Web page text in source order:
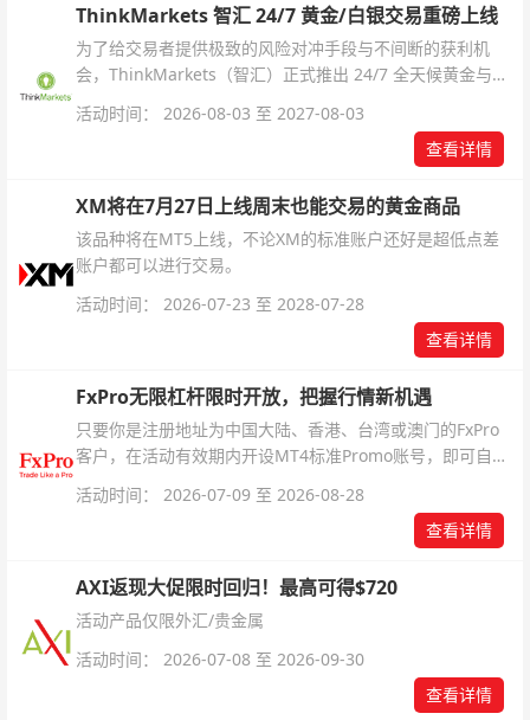
ThinkMarkets 智汇 24/7 黄金/白银交易重磅上线
为了给交易者提供极致的风险对冲手段与不间断的获利机
会，ThinkMarkets（智汇）正式推出 24/7 全天候黄金与白
杆配置、支持软件及交易细则。
活动时间： 2026-08-03 至 2027-08-03
查看详情
XM将在7月27日上线周末也能交易的黄金商品
该品种将在MT5上线，不论XM的标准账户还好是超低点差
账户都可以进行交易。
活动时间： 2026-07-23 至 2028-07-28
查看详情
FxPro无限杠杆限时开放，把握行情新机遇
只要你是注册地址为中国大陆、香港、台湾或澳门的FxPro
客户，在活动有效期内开设MT4标准Promo账号，即可自动
活动时间： 2026-07-09 至 2026-08-28
查看详情
AXI返现大促限时回归！最高可得$720
活动产品仅限外汇/贵金属
活动时间： 2026-07-08 至 2026-09-30
查看详情